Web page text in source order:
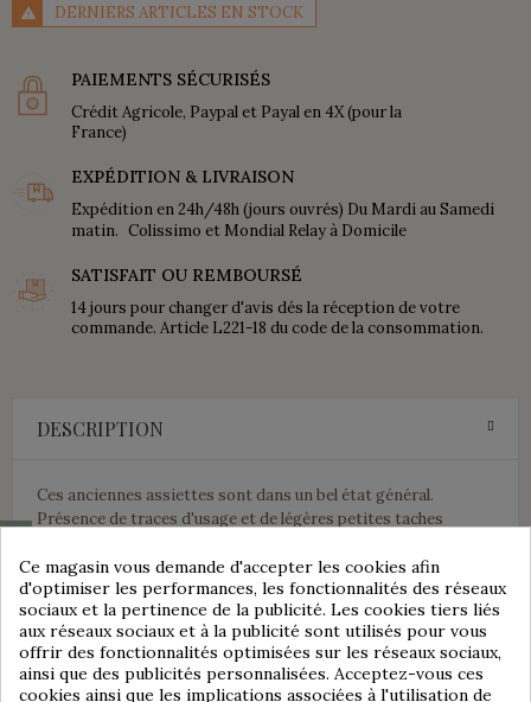
DERNIERS ARTICLES EN STOCK
PAIEMENTS SÉCURISÉS
Crédit Agricole, Paypal et Payal en 4X (pour la
France)
EXPÉDITION & LIVRAISON
Expédition en 24h/48h (jours ouvrés) Du Mardi au Samedi
matin. Colissimo et Mondial Relay à Domicile
SATISFAIT OU REMBOURSÉ
14 jours pour changer d'avis dés la réception de votre
commande. Article L221-18 du code de la consommation.
DESCRIPTION
Ces anciennes assiettes sont dans un bel état général.
Présence de traces d'usage et de légères petites taches
Pas de fêle, pas d'ébréchure.
Ces anciennes assiettes sont estampillées de dessous Villeroy
& Boch.
Décor floral bleu.
Diamètre : 24 cm
Ce magasin vous demande d'accepter les cookies afin
d'optimiser les performances, les fonctionnalités des réseaux
sociaux et la pertinence de la publicité. Les cookies tiers liés
aux réseaux sociaux et à la publicité sont utilisés pour vous
offrir des fonctionnalités optimisées sur les réseaux sociaux,
ainsi que des publicités personnalisées. Acceptez-vous ces
cookies ainsi que les implications associées à l'utilisation de
Consentement aux cookies